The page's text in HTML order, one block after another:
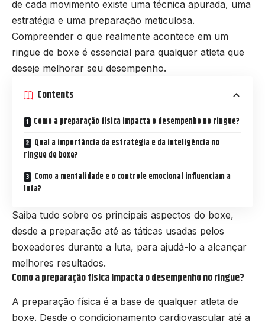
de cada movimento existe uma técnica apurada, uma
estratégia e uma preparação meticulosa.
Compreender o que realmente acontece em um
ringue de boxe é essencial para qualquer atleta que
deseje melhorar seu desempenho.
Contents
Como a preparação física impacta o desempenho no ringue?
Qual a importância da estratégia e da inteligência no
ringue de boxe?
Como a mentalidade e o controle emocional influenciam a
luta?
Saiba tudo sobre os principais aspectos do boxe,
desde a preparação até as táticas usadas pelos
boxeadores durante a luta, para ajudá-lo a alcançar
melhores resultados.
Como a preparação física impacta o desempenho no ringue?
A preparação física é a base de qualquer atleta de
boxe. Desde o condicionamento cardiovascular até a